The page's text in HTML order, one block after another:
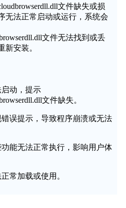
文件缺失或损
无法正常启动或运行，系统会
文件无法找到或丢
新安装。
动，提示
文件缺失。
误提示，导致程序崩溃或无法
能无法正常执行，影响用户体
常加载或使用。